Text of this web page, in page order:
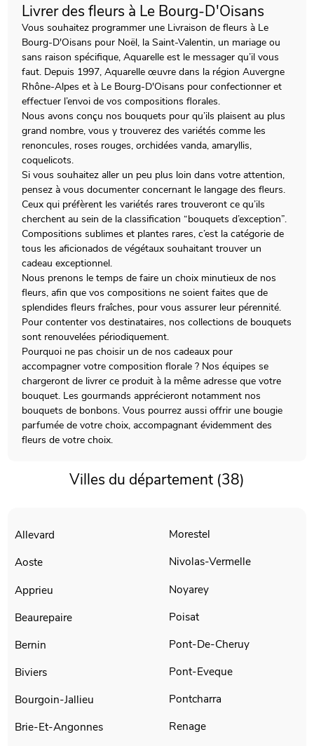
Livrer des fleurs à Le Bourg-D'Oisans
Vous souhaitez programmer une Livraison de fleurs à Le
Bourg-D'Oisans pour Noël, la Saint-Valentin, un mariage ou
sans raison spécifique, Aquarelle est le messager qu’il vous
faut. Depuis 1997, Aquarelle œuvre dans la région Auvergne
Rhône-Alpes et à Le Bourg-D'Oisans pour confectionner et
effectuer l’envoi de vos compositions florales.
Nous avons conçu nos bouquets pour qu’ils plaisent au plus
grand nombre, vous y trouverez des variétés comme les
renoncules, roses rouges, orchidées vanda, amaryllis,
coquelicots.
Si vous souhaitez aller un peu plus loin dans votre attention,
pensez à vous documenter concernant le langage des fleurs.
Ceux qui préfèrent les variétés rares trouveront ce qu’ils
cherchent au sein de la classification “bouquets d’exception”.
Compositions sublimes et plantes rares, c’est la catégorie de
tous les aficionados de végétaux souhaitant trouver un
cadeau exceptionnel.
Nous prenons le temps de faire un choix minutieux de nos
fleurs, afin que vos compositions ne soient faites que de
splendides fleurs fraîches, pour vous assurer leur pérennité.
Pour contenter vos destinataires, nos collections de bouquets
sont renouvelées périodiquement.
Pourquoi ne pas choisir un de nos cadeaux pour
accompagner votre composition florale ? Nos équipes se
chargeront de livrer ce produit à la même adresse que votre
bouquet. Les gourmands apprécieront notamment nos
bouquets de bonbons. Vous pourrez aussi offrir une bougie
parfumée de votre choix, accompagnant évidemment des
fleurs de votre choix.
Villes du département (38)
Allevard
Aoste
Apprieu
Beaurepaire
Bernin
Biviers
Bourgoin-Jallieu
Brie-Et-Angonnes
Morestel
Nivolas-Vermelle
Noyarey
Poisat
Pont-De-Cheruy
Pont-Eveque
Pontcharra
Renage